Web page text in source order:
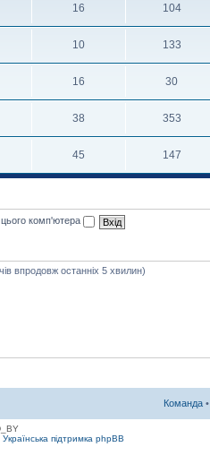
16 104
10 133
16 30
38 353
45 147
комп'ютера
впродовж останніх 5 хвилин)
Команда •
Українська підтримка phpBB